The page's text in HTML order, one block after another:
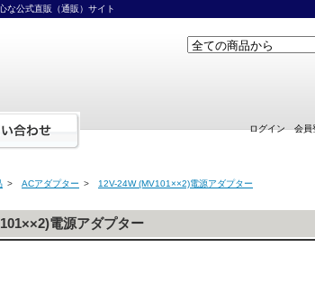
な公式直販（通販）サイト
会員
ログイン
> ACアダプター > 12V-24W (MV101××2)電源アダプター
電源アダプター